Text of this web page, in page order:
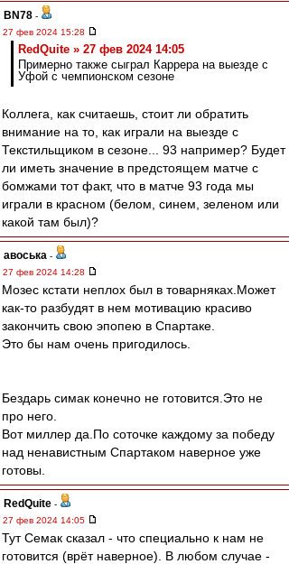
BN78 -
27 фев 2024 15:28
RedQuite » 27 фев 2024 14:05
Примерно также сыграл Каррера на выезде с
Уфой с чемпионском сезоне
Коллега, как считаешь, стоит ли обратить
внимание на то, как играли на выезде с
Текстильщиком в сезоне... 93 например? Будет
ли иметь значение в предстоящем матче с
бомжами тот факт, что в матче 93 года мы
играли в красном (белом, синем, зеленом или
какой там был)?
авоська -
27 фев 2024 14:28
Мозес кстати неплох был в товарняках.Может
как-то разбудят в нем мотивацию красиво
закончить свою эпопею в Спартаке.
Это бы нам очень пригодилось.
Бездарь симак конечно не готовится.Это не
про него.
Вот миллер да.По соточке каждому за победу
над ненавистным Спартаком наверное уже
готовы.
RedQuite -
27 фев 2024 14:05
Тут Семак сказал - что специально к нам не
готовится (врёт наверное). В любом случае -